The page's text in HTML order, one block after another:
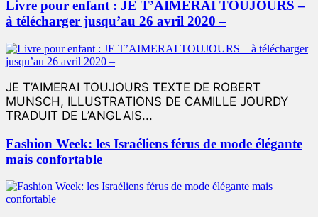
Livre pour enfant : JE T’AIMERAI TOUJOURS –
à télécharger jusqu’au 26 avril 2020 –
JE T’AIMERAI TOUJOURS TEXTE DE ROBERT
MUNSCH, ILLUSTRATIONS DE CAMILLE JOURDY
TRADUIT DE L’ANGLAIS...
Fashion Week: les Israéliens férus de mode élégante
mais confortable